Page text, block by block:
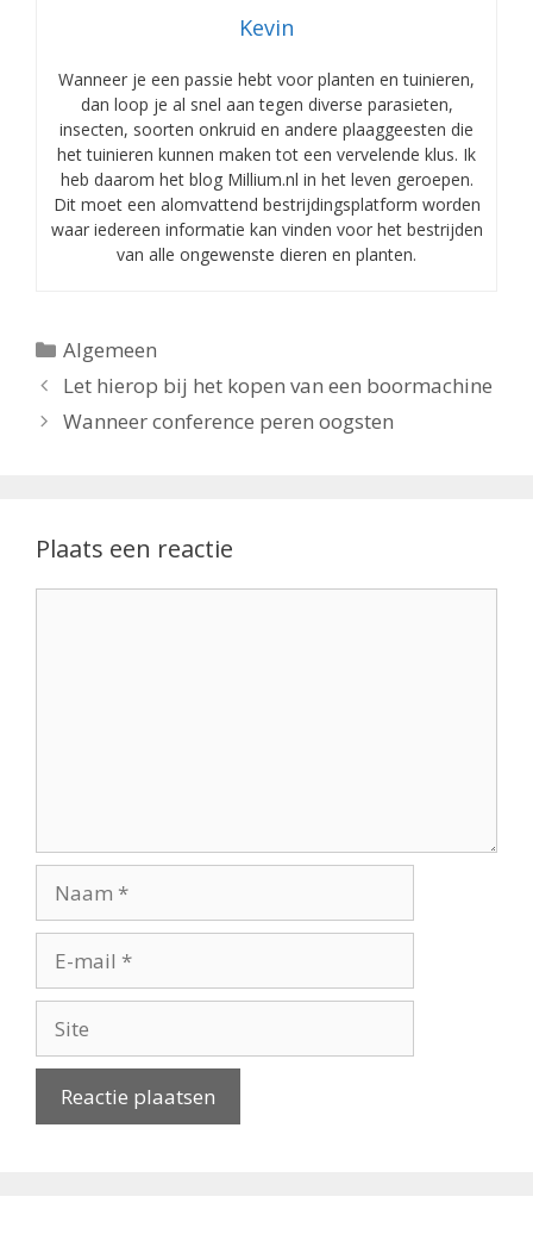
Kevin
Wanneer je een passie hebt voor planten en tuinieren,
dan loop je al snel aan tegen diverse parasieten,
insecten, soorten onkruid en andere plaaggeesten die
het tuinieren kunnen maken tot een vervelende klus. Ik
heb daarom het blog Millium.nl in het leven geroepen.
Dit moet een alomvattend bestrijdingsplatform worden
waar iedereen informatie kan vinden voor het bestrijden
van alle ongewenste dieren en planten.
Categorieën
Algemeen
Let hierop bij het kopen van een boormachine
Wanneer conference peren oogsten
Plaats een reactie
mail